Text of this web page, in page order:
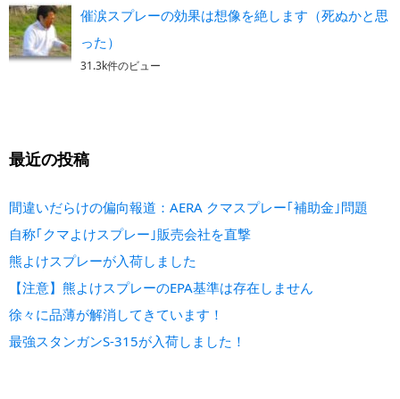
催涙スプレーの効果は想像を絶します（死ぬかと思
った）
31.3k件のビュー
最近の投稿
間違いだらけの偏向報道：AERA クマスプレー｢補助金｣問題
自称｢クマよけスプレー｣販売会社を直撃
熊よけスプレーが入荷しました
【注意】熊よけスプレーのEPA基準は存在しません
徐々に品薄が解消してきています！
最強スタンガンS-315が入荷しました！